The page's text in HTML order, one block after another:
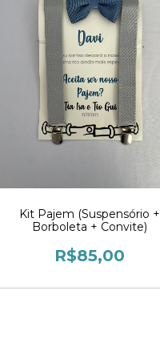
Kit Pajem (Suspensório +
Borboleta + Convite)
R$85,00